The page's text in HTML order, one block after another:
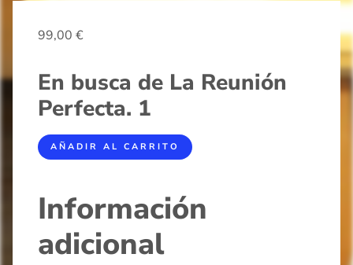
99,00 €
En busca de La Reunión
Perfecta. 1
AÑADIR AL CARRITO
Información
adicional